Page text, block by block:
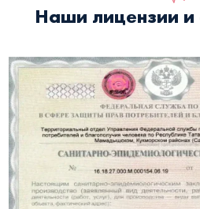
Наши лицензии и